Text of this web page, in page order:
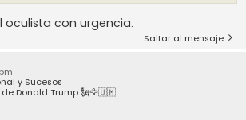
oculista con urgencia.
Saltar al mensaje
y Sucesos
de Donald Trump 🗽🦅🇺🇲